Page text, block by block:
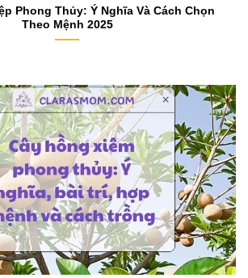
Phong Thủy: Ý Nghĩa Và Cách Chọn
Theo Mệnh 2025